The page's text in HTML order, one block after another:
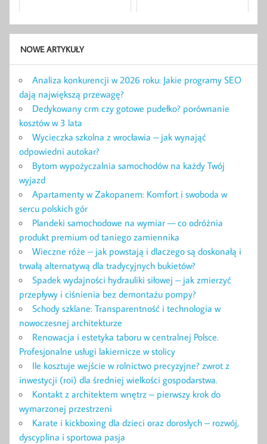
NOWE ARTYKUŁY
Analiza konkurencji w 2026 roku: Jakie programy SEO
dają największą przewagę?
Dedykowany crm czy gotowe pudełko? porównanie
kosztów w 3 lata
Wycieczka szkolna z wrocławia – jak wynająć
odpowiedni autokar?
Bytom wypożyczalnia samochodów na każdy Twój
wyjazd
Apartamenty w Zakopanem: Komfort i swoboda w
sercu polskich gór
Plandeki samochodowe na wymiar — co odróżnia
produkt premium od taniego zamiennika
Wieczne róże – jak powstają i dlaczego są doskonałą i
trwałą alternatywą dla tradycyjnych bukietów?
Spadek wydajności hydrauliki siłowej – jak zmierzyć
przepływy i ciśnienia bez demontażu pompy?
Schody szklane: Transparentność i technologia w
nowoczesnej architekturze
Renowacja i estetyka taboru w centralnej Polsce.
Profesjonalne usługi lakiernicze w stolicy
Ile kosztuje wejście w rolnictwo precyzyjne? zwrot z
inwestycji (roi) dla średniej wielkości gospodarstwa.
Kontakt z architektem wnętrz – pierwszy krok do
wymarzonej przestrzeni
Karate i kickboxing dla dzieci oraz dorosłych – rozwój,
dyscyplina i sportowa pasja